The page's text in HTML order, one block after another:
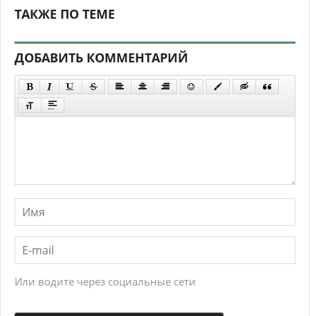
ТАКЖЕ ПО ТЕМЕ
ДОБАВИТЬ КОММЕНТАРИЙ
Или водите через социальные сети